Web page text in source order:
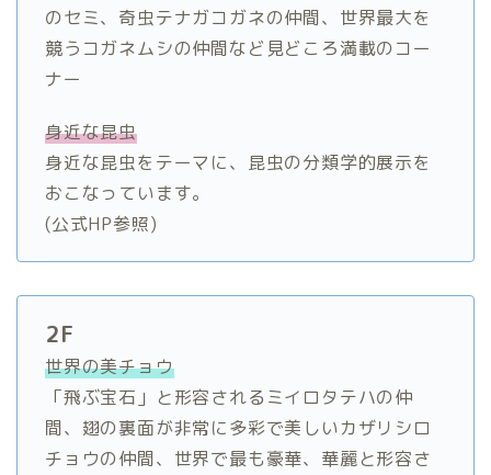
のセミ、奇虫テナガコガネの仲間、世界最大を
競うコガネムシの仲間など見どころ満載のコー
ナー
身近な昆虫
身近な昆虫をテーマに、昆虫の分類学的展示を
おこなっています。
(公式HP参照)
2F
世界の美チョウ
「飛ぶ宝石」と形容されるミイロタテハの仲
間、翅の裏面が非常に多彩で美しいカザリシロ
チョウの仲間、世界で最も豪華、華麗と形容さ